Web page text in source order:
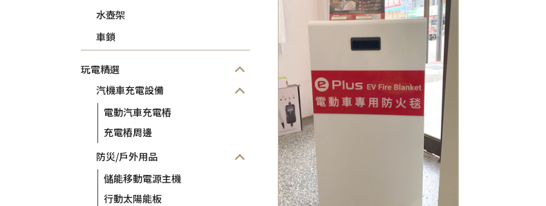
水壺架
車鎖
玩電精選
汽機車充電設備
電動汽車充電樁
充電樁周邊
防災/戶外用品
儲能移動電源主機
行動太陽能板